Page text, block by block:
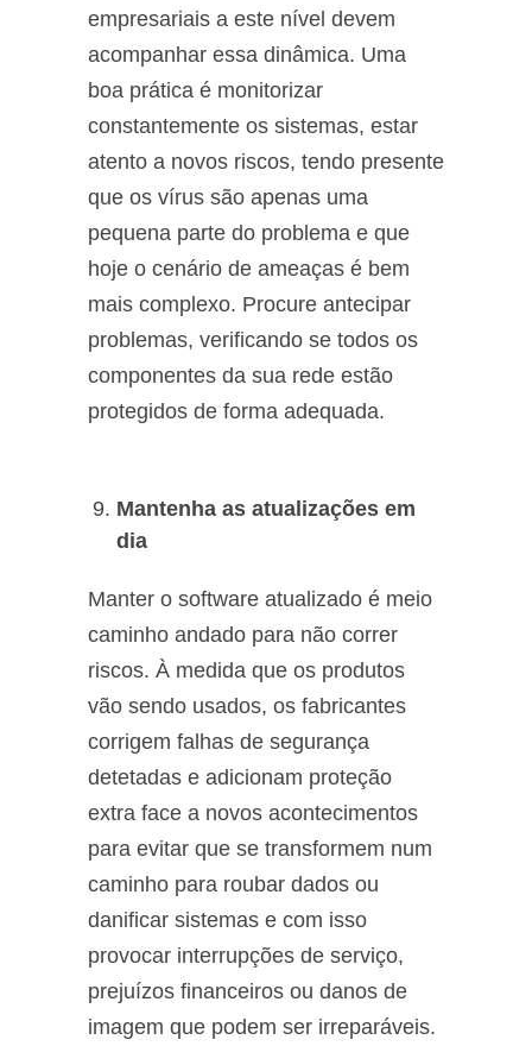
empresariais a este nível devem
acompanhar essa dinâmica. Uma
boa prática é monitorizar
constantemente os sistemas, estar
atento a novos riscos, tendo presente
que os vírus são apenas uma
pequena parte do problema e que
hoje o cenário de ameaças é bem
mais complexo. Procure antecipar
problemas, verificando se todos os
componentes da sua rede estão
protegidos de forma adequada.
Mantenha as atualizações em
dia
Manter o software atualizado é meio
caminho andado para não correr
riscos. À medida que os produtos
vão sendo usados, os fabricantes
corrigem falhas de segurança
detetadas e adicionam proteção
extra face a novos acontecimentos
para evitar que se transformem num
caminho para roubar dados ou
danificar sistemas e com isso
provocar interrupções de serviço,
prejuízos financeiros ou danos de
imagem que podem ser irreparáveis.